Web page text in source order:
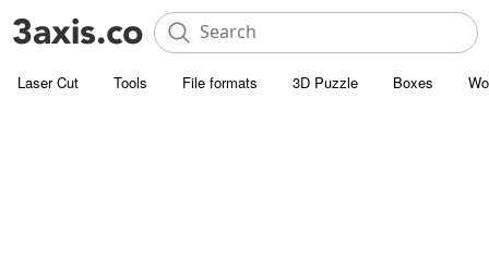
Laser Cut Tools File formats 3D Puzzle Boxes